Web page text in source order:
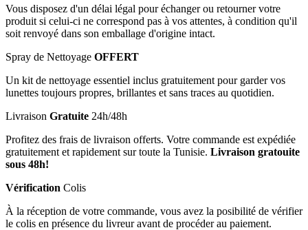
Vous disposez d'un délai légal pour échanger ou retourner votre
produit si celui-ci ne correspond pas à vos attentes, à condition qu'il
soit renvoyé dans son emballage d'origine intact.
Spray de Nettoyage OFFERT
Un kit de nettoyage essentiel inclus gratuitement pour garder vos
lunettes toujours propres, brillantes et sans traces au quotidien.
Livraison Gratuite 24h/48h
Profitez des frais de livraison offerts. Votre commande est expédiée
gratuitement et rapidement sur toute la Tunisie. Livraison gratouite
sous 48h!
Vérification Colis
À la réception de votre commande, vous avez la posibilité de vérifier
le colis en présence du livreur avant de procéder au paiement.